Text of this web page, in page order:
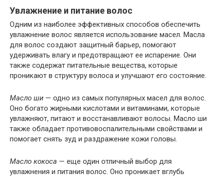
Увлажнение и питание волос
Одним из наиболее эффективных способов обеспечить
увлажнение волос является использование масел. Масла
для волос создают защитный барьер, помогают
удерживать влагу и предотвращают ее испарение. Они
также содержат питательные вещества, которые
проникают в структуру волоса и улучшают его состояние.
Масло ши — одно из самых популярных масел для волос.
Оно богато жирными кислотами и витаминами, которые
увлажняют, питают и восстанавливают волосы. Масло ши
также обладает противовоспалительными свойствами и
помогает снять зуд и раздражение кожи головы.
Масло кокоса — еще один отличный выбор для
увлажнения и питания волос. Оно проникает вглубь